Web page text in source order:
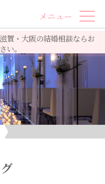
賀・大阪の結婚相談ならお
い。
メニュー